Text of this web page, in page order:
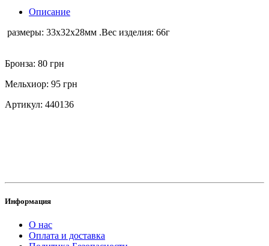
Описание
размеры: 33х32х28мм .Вес изделия: 66г
Бронза: 80 грн
Мельхиор: 95 грн
Артикул: 440136
Информация
О нас
Оплата и доставка